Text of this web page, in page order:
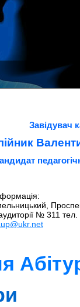
Завідувач
№ 311